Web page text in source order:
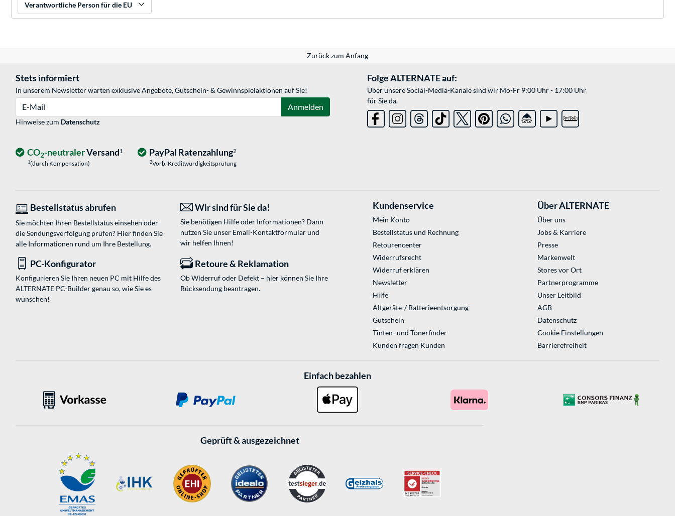
Verantwortliche Person für die EU
Zurück zum Anfang
Stets informiert
In unserem Newsletter warten exklusive Angebote, Gutschein- & Gewinnspielaktionen auf Sie!
Anmelden
Hinweise zum Datenschutz
Folge ALTERNATE auf:
Über unsere Social-Media-Kanäle sind wir Mo-Fr 9:00 Uhr - 17:00 Uhr
für Sie da.
CO2-neutralerVersand1
1(durch Kompensation)
PayPal Ratenzahlung2
2Vorb. Kreditwürdigkeitsprüfung
Bestellstatus abrufen
Sie möchten Ihren Bestellstatus einsehen oder
die Sendungsverfolgung prüfen? Hier finden Sie
alle Informationen rund um Ihre Bestellung.
Wir sind für Sie da!
Sie benötigen Hilfe oder Informationen? Dann
nutzen Sie unser Email-Kontaktformularund
wir helfen Ihnen!
PC-Konfigurator
Konfigurieren Sie Ihren neuen PC mit Hilfe des
ALTERNATE PC-Builder genau so, wie Sie es
wünschen!
Retoure & Reklamation
Ob Widerruf oder Defekt – hier können Sie Ihre
Rücksendung beantragen.
Kundenservice
Mein Konto
Bestellstatus und Rechnung
Retourencenter
Widerrufsrecht
Widerruf erklären
Newsletter
Hilfe
Altgeräte-/ Batterieentsorgung
Gutschein
Tinten- und Tonerfinder
Kunden fragen Kunden
Über ALTERNATE
Über uns
Jobs & Karriere
Presse
Markenwelt
Stores vor Ort
Partnerprogramme
Unser Leitbild
AGB
Datenschutz
Cookie Einstellungen
Barrierefreiheit
Einfach bezahlen
Geprüft & ausgezeichnet